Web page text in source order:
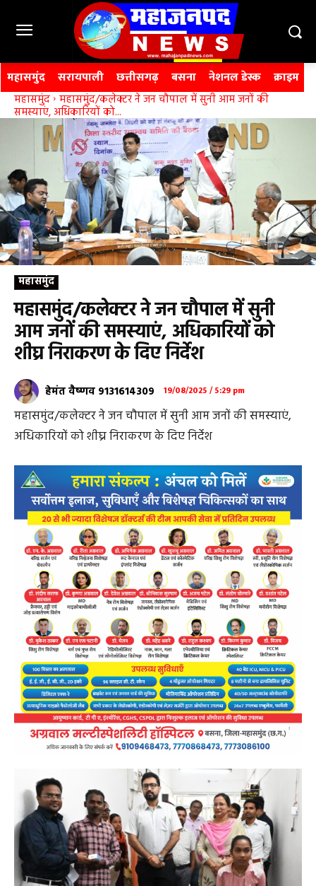
महासमुंद सरायपाली छत्तीसगढ़ बसना नेशनल डेस्क क्राइम
महासमुंद महासमुंद/कलेक्टर ने जन चौपाल में सुनी आम जनों की
समस्याएं, अधिकारियों को...
महासमुंद
महासमुंद/कलेक्टर ने जन चौपाल में सुनी
आम जनों की समस्याएं, अधिकारियों को
शीघ्र निराकरण के दिए निर्देश
हेमंत वैष्णव 9131614309 19/08/2025 / 5:29 pm
महासमुंद/कलेक्टर ने जन चौपाल में सुनी आम जनों की समस्याएं,
अधिकारियों को शीघ्र निराकरण के दिए निर्देश